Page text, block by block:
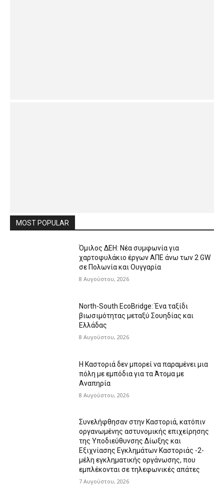
MOST POPULAR
Όμιλος ΔΕΗ: Νέα συμφωνία για
χαρτοφυλάκιο έργων ΑΠΕ άνω των 2 GW
σε Πολωνία και Ουγγαρία
8 Αυγούστου, 2026
North-South EcoBridge: Ένα ταξίδι
βιωσιμότητας μεταξύ Σουηδίας και
Ελλάδας
8 Αυγούστου, 2026
Η Καστοριά δεν μπορεί να παραμένει μια
πόλη με εμπόδια για τα Άτομα με
Αναπηρία
8 Αυγούστου, 2026
Συνελήφθησαν στην Καστοριά, κατόπιν
οργανωμένης αστυνομικής επιχείρησης
της Υποδιεύθυνσης Δίωξης και
Εξιχνίασης Εγκλημάτων Καστοριάς -2-
μέλη εγκληματικής οργάνωσης, που
εμπλέκονται σε τηλεφωνικές απάτες
7 Αυγούστου, 2026